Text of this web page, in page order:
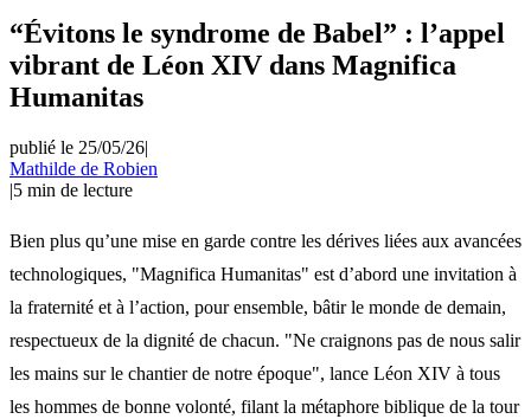
“Évitons le syndrome de Babel” : l’appel
vibrant de Léon XIV dans Magnifica
Humanitas
publié le 25/05/26|
Mathilde de Robien
|5 min de lecture
Bien plus qu’une mise en garde contre les dérives liées aux avancées
technologiques, "Magnifica Humanitas" est d’abord une invitation à
la fraternité et à l’action, pour ensemble, bâtir le monde de demain,
respectueux de la dignité de chacun. "Ne craignons pas de nous salir
les mains sur le chantier de notre époque", lance Léon XIV à tous
les hommes de bonne volonté, filant la métaphore biblique de la tour